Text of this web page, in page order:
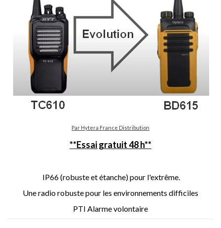
Par Hytera France Distribution
**Essai gratuit 48 h**
IP66 (robuste et étanche) pour l'extrême.
Une radio robuste pour les environnements difficiles
PTI Alarme volontaire